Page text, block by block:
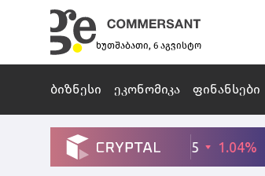
ხუთშაბათი, 6 აგვისტო
ბიზნესი ეკონომიკა ფინანსები